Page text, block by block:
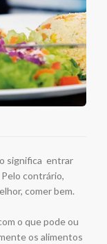
significa entrar
contrário,
comer bem.
o que pode ou
os alimentos